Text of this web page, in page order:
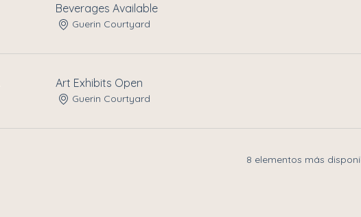
Beverages Available
Guerin Courtyard
Art Exhibits Open
Guerin Courtyard
8 elementos más